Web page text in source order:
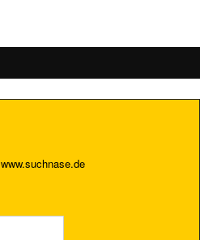
www.suchnase.de